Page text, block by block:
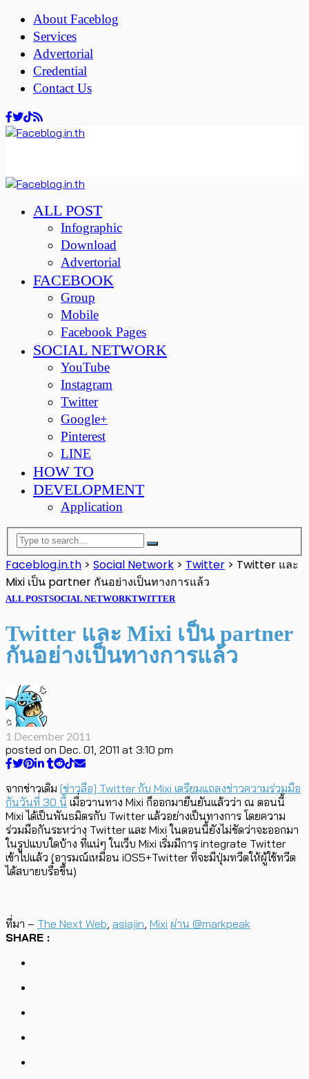
About Faceblog
Services
Advertorial
Credential
Contact Us
ALL POST
Infographic
Download
Advertorial
FACEBOOK
Group
Mobile
Facebook Pages
SOCIAL NETWORK
YouTube
Instagram
Twitter
Google+
Pinterest
LINE
HOW TO
DEVELOPMENT
Application
Faceblog.in.th > Social Network > Twitter > Twitter และ
Mixi เป็น partner กันอย่างเป็นทางการแล้ว
ALL POSTSOCIAL NETWORKTWITTER
Twitter และ Mixi เป็น partner
กันอย่างเป็นทางการแล้ว
1 December 2011
posted on Dec. 01, 2011 at 3:10 pm
จากข่าวเดิม [ข่าวลือ] Twitter กับ Mixi เตรียมแถลงข่าวความร่วมมือ
กันวันที่ 30 นี้ เมื่อวานทาง Mixi ก็ออกมายืนยันแล้วว่า ณ ตอนนี้
Mixi ได้เป็นพันธมิตรกับ Twitter แล้วอย่างเป็นทางการ โดยความ
ร่วมมือกันระหว่าง Twitter และ Mixi ในตอนนี้ยังไม่ชัดว่าจะออกมา
ในรูปแบบใดบ้าง ที่แน่ๆ ในเว็บ Mixi เริ่มมีการ integrate Twitter
เข้าไปแล้ว (อารมณ์เหมือน iOS5+Twitter ที่จะมีปุ่มทวีตให้ผู้ใช้ทวีต
ได้สบายบรื๋อขึ้น)
ที่มา – The Next Web asiajin Mixi ผ่าน @markpeak
SHARE :